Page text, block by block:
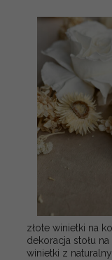
złote winietki na
dekoracja stołu
winietki z